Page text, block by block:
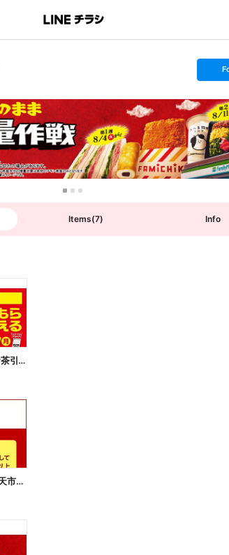
s
t
o
l
l
o
w
Items(7) Info
【無料引換券!】焼き麺買うとお茶引換券貰える!
楽天ポイントカード提示で、楽天市場でのお買い物がおトクに!